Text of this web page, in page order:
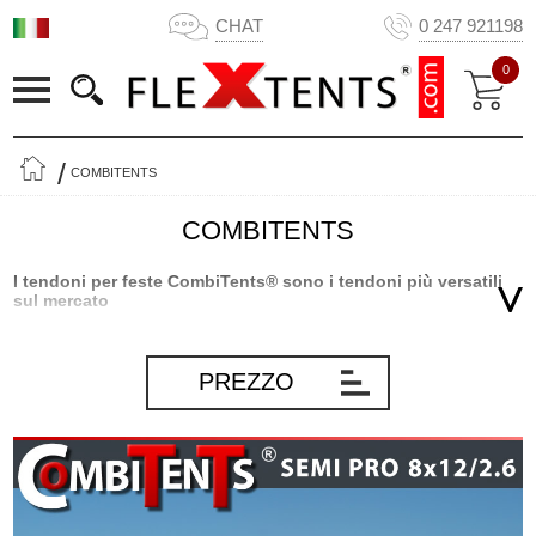
CHAT 0 247 921198
0
COMBITENTS
COMBITENTS
I tendoni per feste CombiTents® sono i tendoni più versatili
sul mercato
dello sviluppo di un prodotto innovativo basato su molti anni di
esperienza in tendoni e soluzioni di stoccaggio in generale. I
divisi in sezioni. Ciò rende Combitents® estremamente versatile e
l'unico tendone grazie al quale è possibile ottenere 5 tendoni in 1.
In breve, avrai sempre un tendone che si adatta all'occasione -
PREZZO